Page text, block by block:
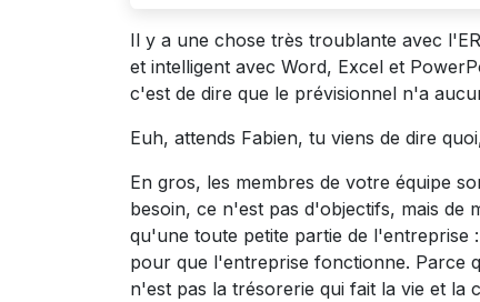
Il y a une chose très troublante avec
et intelligent avec Word, Excel et
c'est de dire que le prévisionnel n'a
Euh, attends Fabien, tu viens de dire
En gros, les membres de votre équipe
besoin, ce n'est pas d'objectifs, mais de
qu'une toute petite partie de
pour que l'entreprise fonctionne. Parce
n'est pas la trésorerie qui fait la vie et la